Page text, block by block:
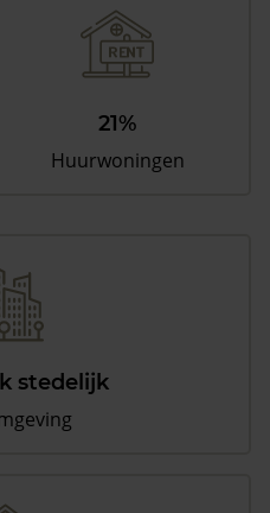
21%
Huurwoningen
stedelijk